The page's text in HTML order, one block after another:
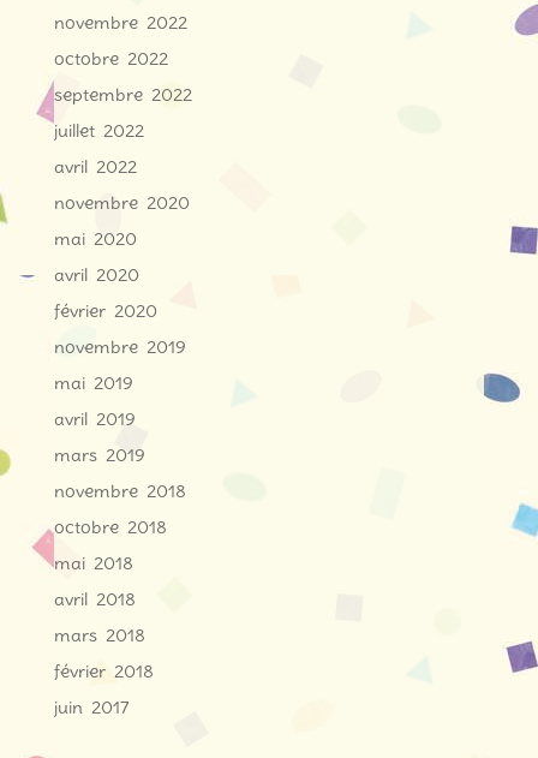
novembre 2022
octobre 2022
septembre 2022
juillet 2022
avril 2022
novembre 2020
mai 2020
avril 2020
février 2020
novembre 2019
mai 2019
avril 2019
mars 2019
novembre 2018
octobre 2018
mai 2018
avril 2018
mars 2018
février 2018
juin 2017